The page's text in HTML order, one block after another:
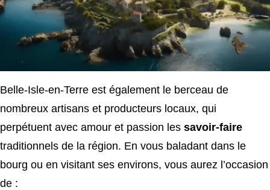
Belle-Isle-en-Terre est également le berceau de
nombreux artisans et producteurs locaux, qui
perpétuent avec amour et passion les savoir-faire
traditionnels de la région. En vous baladant dans le
bourg ou en visitant ses environs, vous aurez l’occasion
de :